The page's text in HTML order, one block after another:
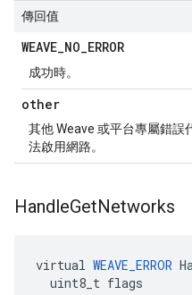
傳回值
WEAVE_NO_ERROR
成功時。
other
其他 Weave 或平台專屬錯誤
法啟用網路。
HandleGetNetworks
virtual WEAVE_ERROR
  uint8_t flags